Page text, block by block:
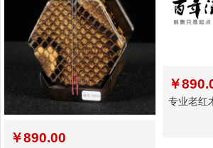
￥890.00
￥
专业老红